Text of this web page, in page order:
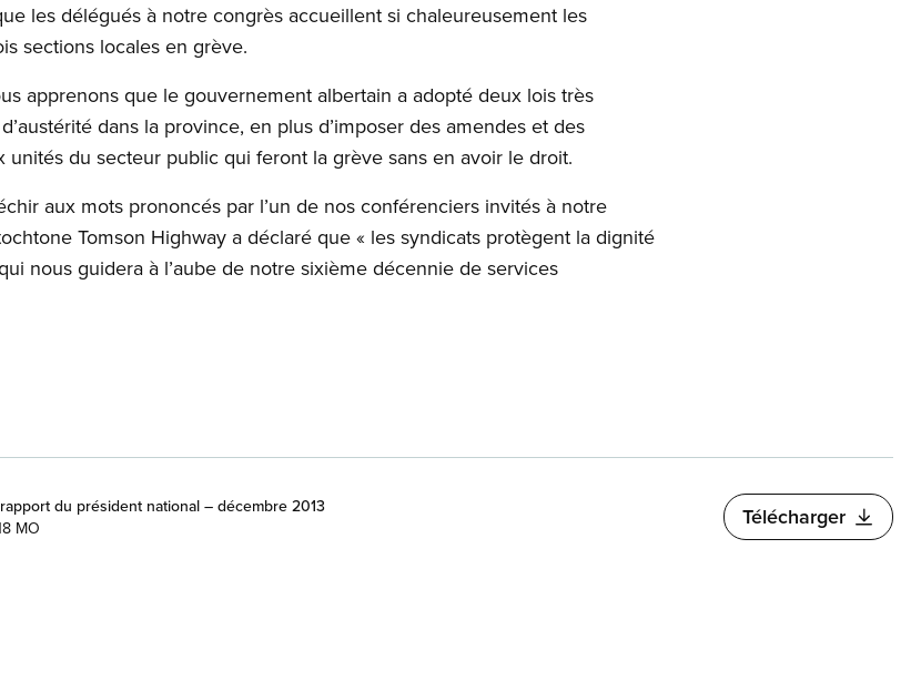
les délégués à notre congrès accueillent si chaleureusement les
sections locales en grève.
apprenons que le gouvernement albertain a adopté deux lois très
dans la province, en plus d’imposer des amendes et des
du secteur public qui feront la grève sans en avoir le droit.
aux mots prononcés par l’un de nos​ conférenciers invités à notre
Tomson Highway a déclaré que « les syndicats protègent la dignité
nous guidera à l’aube de notre sixième décennie de services
du président national – décembre 2013
MO
Télécharger